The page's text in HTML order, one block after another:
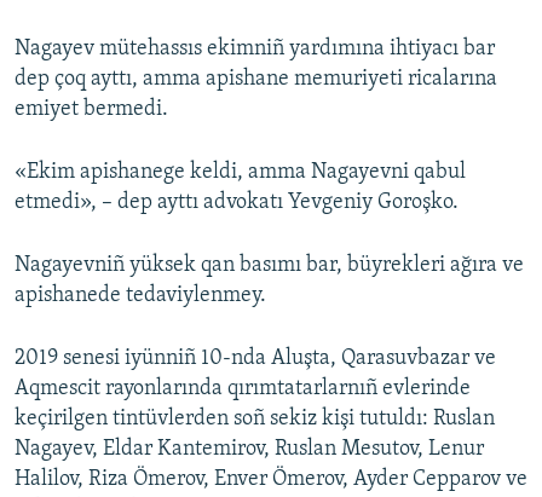
Nagayev mütehassıs ekimniñ yardımına ihtiyacı bar
dep çoq ayttı, amma apishane memuriyeti ricalarına
emiyet bermedi.
«Ekim apishanege keldi, amma Nagayevni qabul
etmedi», – dep ayttı advokatı Yevgeniy Goroşko.
Nagayevniñ yüksek qan basımı bar, büyrekleri ağıra ve
apishanede tedaviylenmey.
2019 senesi iyünniñ 10-nda Aluşta, Qarasuvbazar ve
Aqmescit rayonlarında qırımtatarlarnıñ evlerinde
keçirilgen tintüvlerden soñ sekiz kişi tutuldı: Ruslan
Nagayev, Eldar Kantemirov, Ruslan Mesutov, Lenur
Halilov, Riza Ömerov, Enver Ömerov, Ayder Cepparov ve